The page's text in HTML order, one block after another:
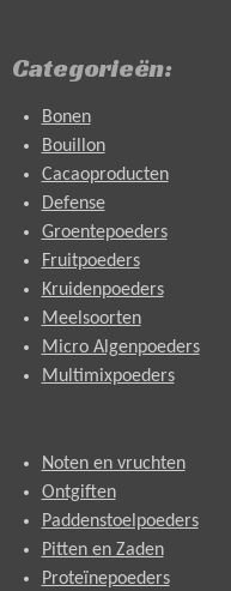
Categorieën:
Bonen
Bouillon
Cacaoproducten
Defense
Groentepoeders
Fruitpoeders
Kruidenpoeders
Meelsoorten
Micro Algenpoeders
Multimixpoeders
Noten en vruchten
Ontgiften
Paddenstoelpoeders
Pitten en Zaden
Proteïnepoeders